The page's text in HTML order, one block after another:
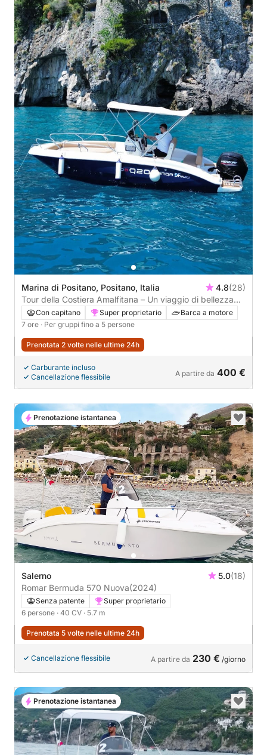
Marina di Positano, Positano, Italia 4.8(28)
Tour della Costiera Amalfitana – Un viaggio di bellezza
ed eleganza
Con capitano Super proprietario
Barca a motore
7 ore · Per gruppi fino a 5 persone
Prenotata 2 volte nelle ultime 24h
Carburante incluso
Cancellazione flessibile
A partire da 400 €
Salerno 5.0(18)
Romar Bermuda 570 Nuova(2024)
Senza patente
Super proprietario
6 persone · 40 CV · 5.7 m
Prenotata 5 volte nelle ultime 24h
Cancellazione flessibile A partire da 230 € /giorno
Prenotazione istantanea
Prenotazione istantanea